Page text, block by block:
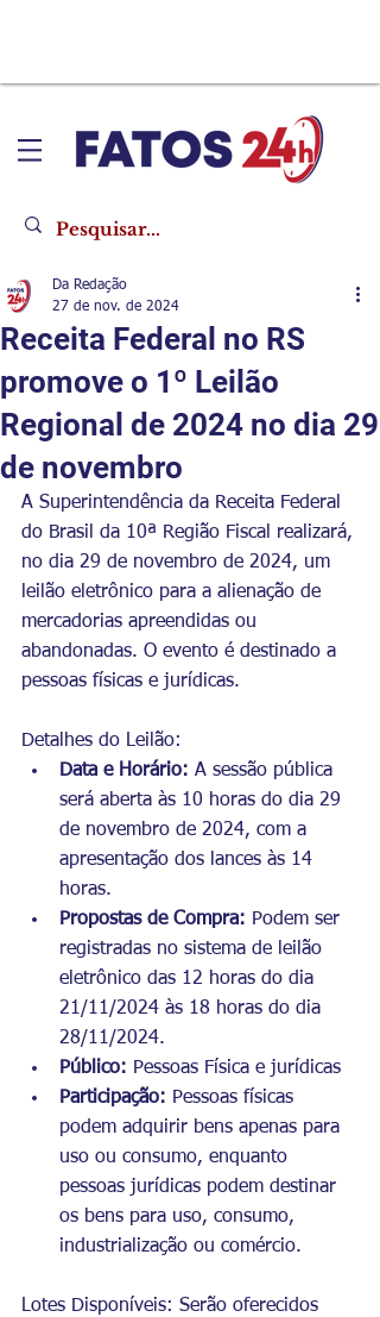
Receita Federal no RS
promove o 1º Leilão
Regional de 2024 no dia 29
de novembro
Da Redação
27 de nov. de 2024
A Superintendência da Receita Federal
do Brasil da 10ª Região Fiscal realizará,
no dia 29 de novembro de 2024, um
leilão eletrônico para a alienação de
mercadorias apreendidas ou
abandonadas. O evento é destinado a
pessoas físicas e jurídicas.
Detalhes do Leilão:
Data e Horário: A sessão pública
será aberta às 10 horas do dia 29
de novembro de 2024, com a
apresentação dos lances às 14
horas.
Propostas de Compra: Podem ser
registradas no sistema de leilão
eletrônico das 12 horas do dia
21/11/2024 às 18 horas do dia
28/11/2024.
Público: Pessoas Física e jurídicas
Participação: Pessoas físicas
podem adquirir bens apenas para
uso ou consumo, enquanto
pessoas jurídicas podem destinar
os bens para uso, consumo,
industrialização ou comércio.
Lotes Disponíveis: Serão oferecidos